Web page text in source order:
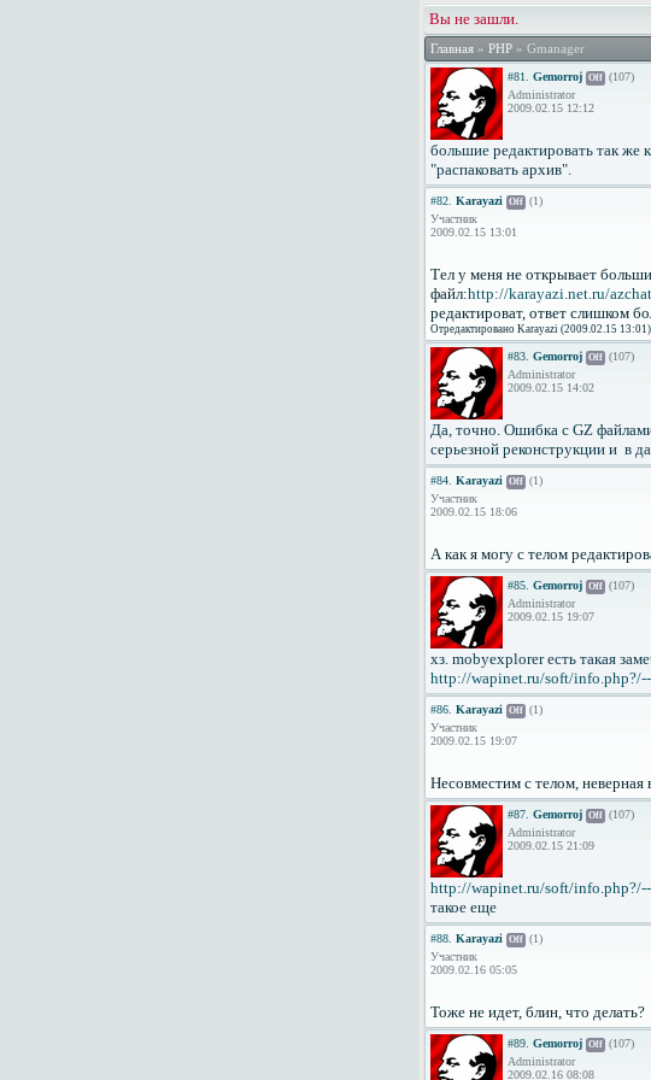
Вы не зашли.
Главная » PHP » Gmanager
#81. Gemorroj Off (107)
Administrator
2009.02.15 12:12
большие редактировать так же
"распаковать архив".
#82. Karayazi Off (1)
Участник
2009.02.15 13:01
Тел у меня не открывает
файл:http://karayazi.net.ru/
редактироват, ответ слишком
Отредактировано Karayazi (2009.02.15 13:01)
#83. Gemorroj Off (107)
Administrator
2009.02.15 14:02
Да, точно. Ошибка с GZ
серьезной реконструкции и в
#84. Karayazi Off (1)
Участник
2009.02.15 18:06
А как я могу с телом
#85. Gemorroj Off (107)
Administrator
2009.02.15 19:07
хз. mobyexplorer есть такая
http://wapinet.ru/soft/
#86. Karayazi Off (1)
Участник
2009.02.15 19:07
Несовместим с телом,
#87. Gemorroj Off (107)
Administrator
2009.02.15 21:09
http://wapinet.ru/soft/
такое еще
#88. Karayazi Off (1)
Участник
2009.02.16 05:05
Тоже не идет, блин, что делать?
#89. Gemorroj Off (107)
Administrator
2009.02.16 08:08